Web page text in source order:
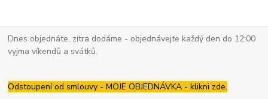
Dnes objednáte, zítra dodáme - objednávejte každý den do 12:00
vyjma víkendů a svátků.
Odstoupení od smlouvy - MOJE OBJEDNÁVKA - klikni zde.